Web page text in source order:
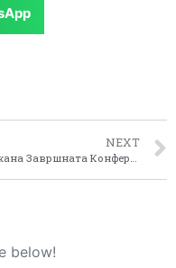
NEXT
below!